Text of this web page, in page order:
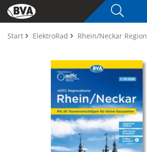
Start ElektroRad Rhein/Neckar Region